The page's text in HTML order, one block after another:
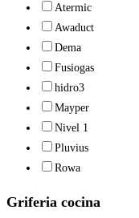
Atermic
Awaduct
Dema
Fusiogas
hidro3
Mayper
Nivel 1
Pluvius
Rowa
Griferia cocina